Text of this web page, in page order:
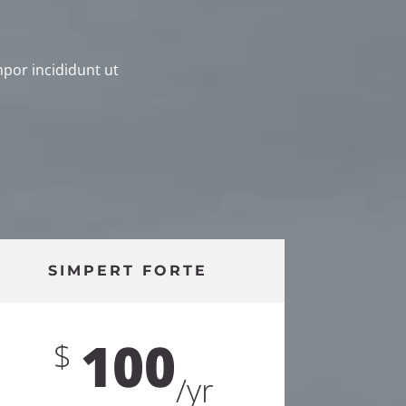
incididunt ut
SIMPERT FORTE
$ 100/yr